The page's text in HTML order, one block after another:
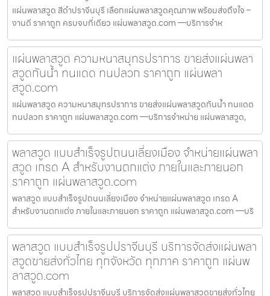
แผ่นพลาสวูด สีดำปราจีนบุรี เลือกแผ่นพลาสวูดคุณภาพ พร้อมส่งถึงใจ –
งานดี ราคาถูก ครบจบที่เดียว แผ่นพลาสวูด.com —บริการจำห
แผ่นพลาสวูด ความหนาสมุทรปราการ ขายส่งแผ่นพลา
สวูดกันน้ำ ทนแดด ทนปลวก ราคาถูก แผ่นพลา
สวูด.com
แผ่นพลาสวูด ความหนาสมุทรปราการ ขายส่งแผ่นพลาสวูดกันน้ำ ทนแดด
ทนปลวก ราคาถูก แผ่นพลาสวูด.com —บริการจำหน่าย แผ่นพลาสวูด,
พลาสวูด แบบสำเร็จรูปถนนเลี่ยงเมือง จำหน่ายแผ่นพลา
สวูด เกรด A สำหรับงานตกแต่ง ภายในและภายนอก
ราคาถูก แผ่นพลาสวูด.com
พลาสวูด แบบสำเร็จรูปถนนเลี่ยงเมือง จำหน่ายแผ่นพลาสวูด เกรด A
สำหรับงานตกแต่ง ภายในและภายนอก ราคาถูก แผ่นพลาสวูด.com —บริ
พลาสวูด แบบสำเร็จรูปปราจีนบุรี บริการจัดส่งแผ่นพลา
สวูดขายส่งทั่วไทย ทุกจังหวัด ทุกภาค ราคาถูก แผ่นพ
ลาสวูด.com
พลาสวูด แบบสำเร็จรูปปราจีนบุรี บริการจัดส่งแผ่นพลาสวูดขายส่งทั่วไทย